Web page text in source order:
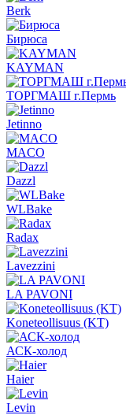
Berk
Бирюса
KAYMAN
ТОРГМАШ г.Пермь
Jetinno
MACO
Dazzl
WLBake
Radax
Lavezzini
LA PAVONI
Koneteollisuus (KT)
АСК-холод
Haier
Levin